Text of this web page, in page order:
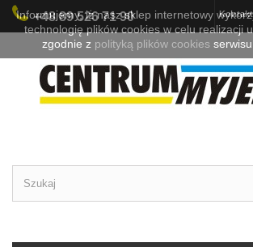
+48 89 526 71 90
Informujemy, iż nasz sklep internetowy
technologię plików cookies w celu realizacji
zgodnie z polityką plików cookies serwisu.